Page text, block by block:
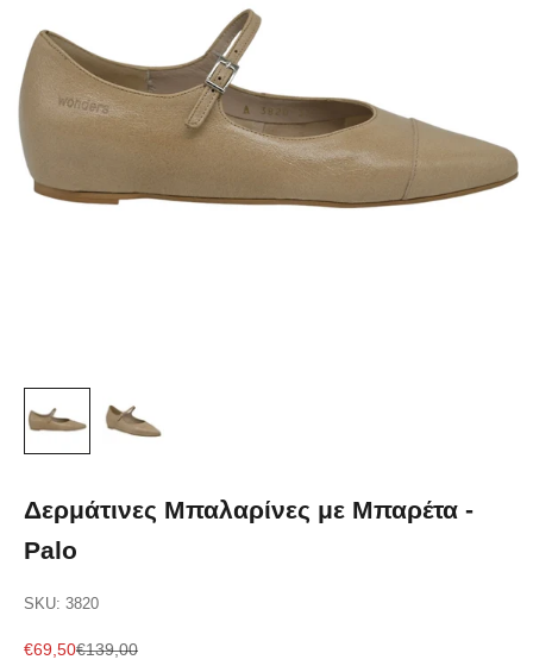
Δερμάτινες Μπαλαρίνες με Μπαρέτα -
Palo
SKU: 3820
Sale price
€69,50Regular price
€139,00